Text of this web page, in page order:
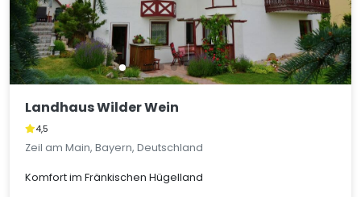
Landhaus Wilder Wein
4,5
Zeil am Main, Bayern, Deutschland
Komfort im Fränkischen Hügelland